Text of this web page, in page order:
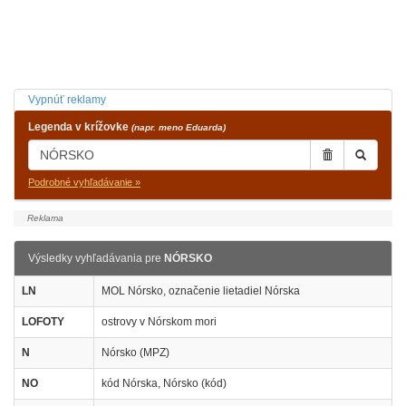
Vypnúť reklamy
Legenda v krížovke (napr. meno Eduarda)
Podrobné vyhľadávanie »
Výsledky vyhľadávania pre NÓRSKO
LN MOL Nórsko, označenie lietadiel Nórska
LOFOTY ostrovy v Nórskom mori
N Nórsko (MPZ)
NO kód Nórska, Nórsko (kód)